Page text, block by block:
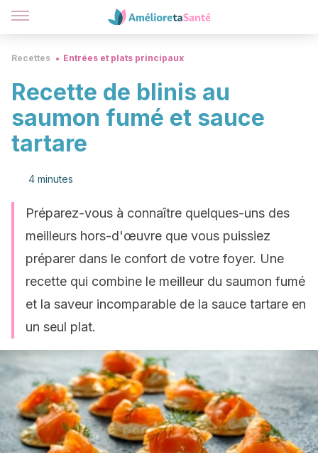
Recettes Entrées et plats principaux
Recette de blinis au
saumon fumé et sauce
tartare
4 minutes
Préparez-vous à connaître quelques-uns des
meilleurs hors-d'œuvre que vous puissiez
préparer dans le confort de votre foyer. Une
recette qui combine le meilleur du saumon fumé
et la saveur incomparable de la sauce tartare en
un seul plat.